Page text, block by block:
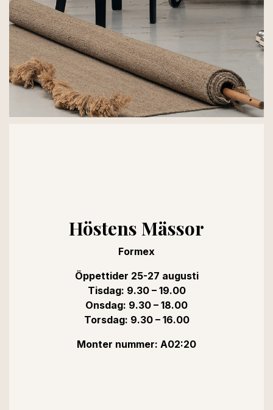
Höstens Mässor
Formex
Öppettider 25-27 augusti
Tisdag: 9.30 – 19.00
Onsdag: 9.30 – 18.00
Torsdag: 9.30 – 16.00
Monter nummer: A02:20